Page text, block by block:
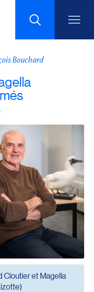
Recherche
Bouchard
Cloutier et Magella